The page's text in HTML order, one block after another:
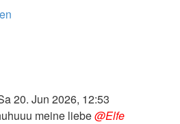
20. Jun 2026, 12:53
meine liebe@Elfe